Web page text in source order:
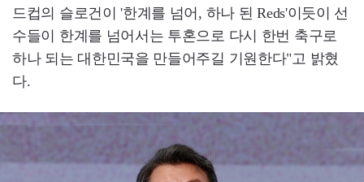
드컵의 슬로건이 '한계를 넘어, 하나 된 Reds'이듯이 선
수들이 한계를 넘어서는 투혼으로 다시 한번 축구로
하나 되는 대한민국을 만들어주길 기원한다"고 밝혔
다.